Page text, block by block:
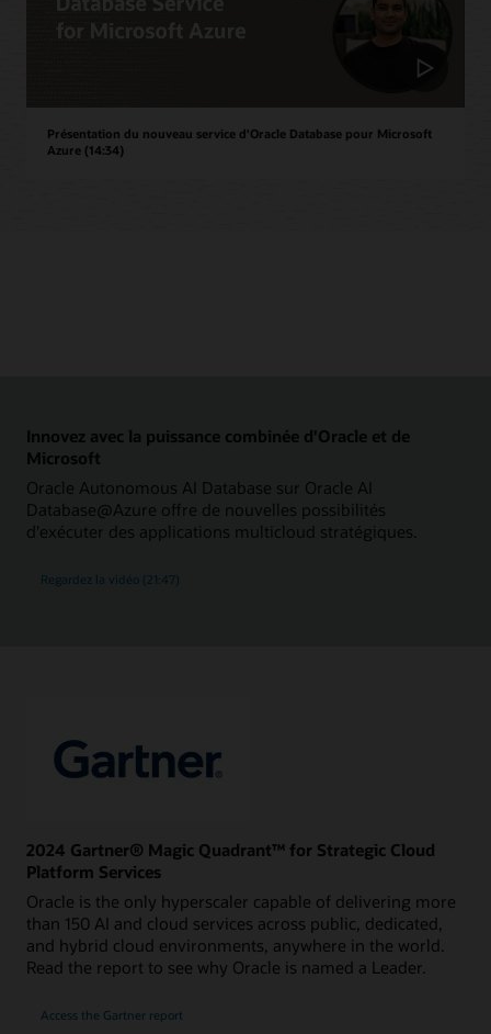
Présentation du nouveau service d'Oracle Database pour Microsoft
Azure (14:34)
Innovez avec la puissance combinée d'Oracle et de
Microsoft
Oracle Autonomous AI Database sur Oracle AI
Database@Azure offre de nouvelles possibilités
d'exécuter des applications multicloud stratégiques.
Regardez la vidéo (21:47)
2024 Gartner® Magic Quadrant™ for Strategic Cloud
Platform Services
Oracle is the only hyperscaler capable of delivering more
than 150 AI and cloud services across public, dedicated,
and hybrid cloud environments, anywhere in the world.
Read the report to see why Oracle is named a Leader.
Access the Gartner report
2024